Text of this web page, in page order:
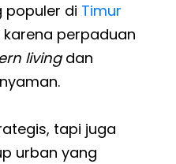
populer di Timur
karena perpaduan
livingdan
tapi juga
urban yang